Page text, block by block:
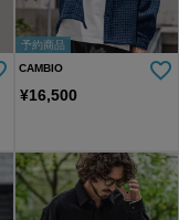
予約商品
CAMBIO
¥16,500